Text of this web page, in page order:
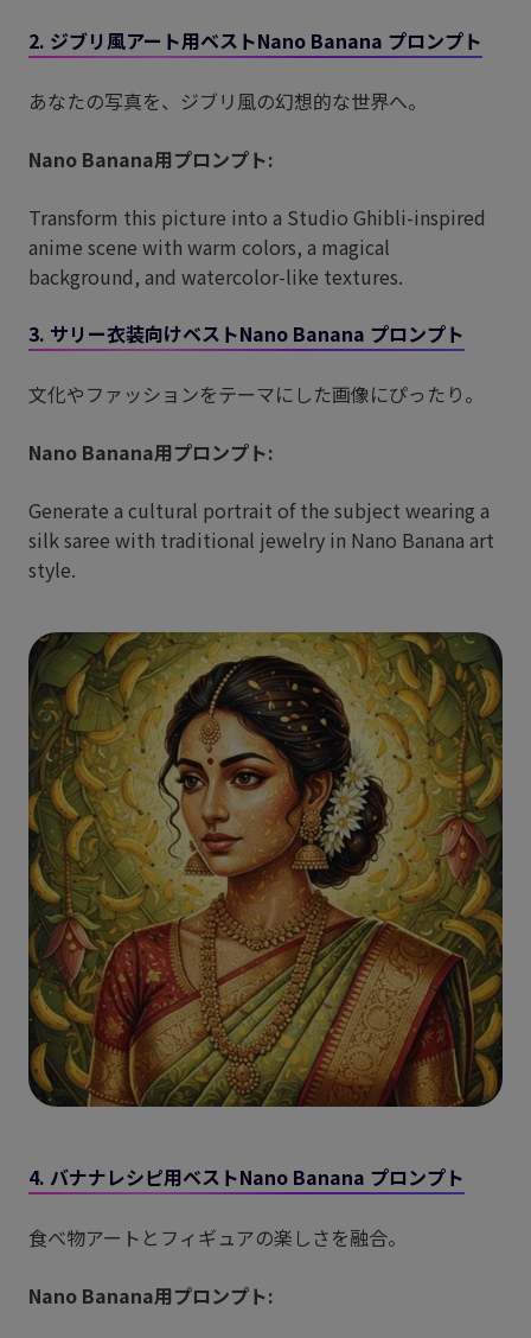
2. ジブリ風アート用ベストNano Banana プロンプト
あなたの写真を、ジブリ風の幻想的な世界へ。
Nano Banana用プロンプト:
Transform this picture into a Studio Ghibli-inspired
anime scene with warm colors, a magical
background, and watercolor-like textures.
3. サリー衣装向けベストNano Banana プロンプト
文化やファッションをテーマにした画像にぴったり。
Nano Banana用プロンプト:
Generate a cultural portrait of the subject wearing a
silk saree with traditional jewelry in Nano Banana art
style.
4. バナナレシピ用ベストNano Banana プロンプト
食べ物アートとフィギュアの楽しさを融合。
Nano Banana用プロンプト: